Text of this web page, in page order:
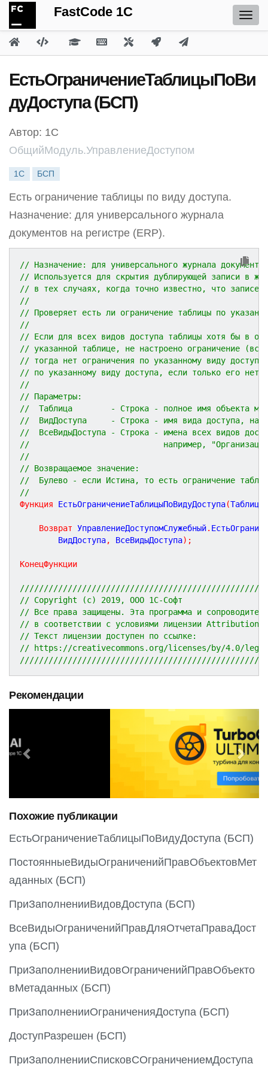
FastCode 1C
ЕстьОграничениеТаблицыПоВи
дуДоступа (БСП)
Автор: 1С
ОбщийМодуль.УправлениеДоступом
1С БСП
Есть ограничение таблицы по виду доступа.
Назначение: для универсального журнала
документов на регистре (ERP).
// Назначение: для универсального журнала
// Используется для скрытия дублирующей записи в
// в тех случаях, когда точно известно, что записей
//
// Проверяет есть ли ограничение таблицы по
//
// Если для всех видов доступа таблицы хотя бы в
// указанной таблице, не настроено ограничение
// тогда нет ограничения по указанному виду
// по указанному виду доступа, если только его нет
//
// Параметры:
//  Таблица        - Строка - полное имя объекта
//  ВидДоступа     - Строка - имя вида доступа,
//  ВсеВидыДоступа - Строка - имена всех видов
//                            например,
//
// Возвращаемое значение:
//  Булево - если Истина, то есть ограничение
//
Функция
ЕстьОграничениеТаблицыПоВидуДоступа(Таблица
Возврат УправлениеДоступомСлужебный.
		ВидДоступа
, ВсеВидыДоступа) ;
КонецФункции
// Copyright (c) 2019, ООО 1С-Софт
// Все права защищены. Эта программа и
// в соответствии с условиями лицензии
// Текст лицензии доступен по ссылке:
// https://creativecommons.org/licenses/by/4.0/
Рекомендации
e
o
u
s
e
x
t
Похожие публикации
ЕстьОграничениеТаблицыПоВидуДоступа (БСП)
ПостоянныеВидыОграниченийПравОбъектовМет
аданных (БСП)
ПриЗаполненииВидовДоступа (БСП)
ВсеВидыОграниченийПравДляОтчетаПраваДост
упа (БСП)
ПриЗаполненииВидовОграниченийПравОбъекто
вМетаданных (БСП)
ПриЗаполненииОграниченияДоступа (БСП)
ДоступРазрешен (БСП)
ПриЗаполненииСписковСОграничениемДоступа